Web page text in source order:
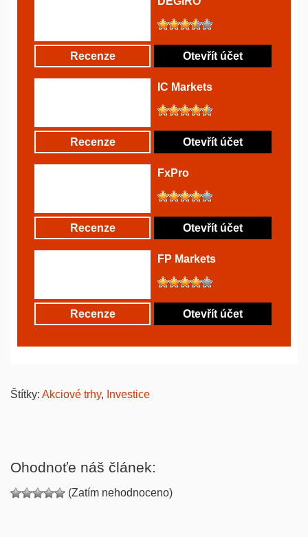
Recenze Otevřít účet
IC Markets
Recenze Otevřít účet
FxPro
Recenze Otevřít účet
FP Markets
Recenze Otevřít účet
Štítky: Akciové trhy, Investice
Ohodnoťe náš článek:
(Zatím nehodnoceno)